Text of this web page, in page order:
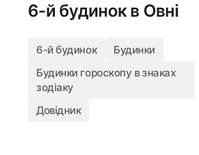
6-й будинок в Овні
6-й будинок
Будинки
Будинки гороскопу в знаках
зодіаку
Довідник